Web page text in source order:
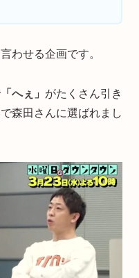
わせる企画です。
「へぇ」 がたくさん引き
森田さんに選ばれまし